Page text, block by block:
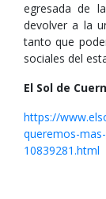
egresada de
devolver a la
tanto que
sociales del
El Sol de
https://
queremos-
10839281.html